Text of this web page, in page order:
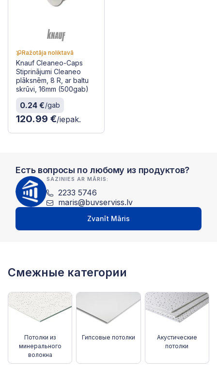
Ražotāja noliktavā
Knauf Cleaneo-Caps
Stiprinājumi Cleaneo
plāksnēm, 8 R, ar baltu
skrūvi, 16mm (500gab)
0.24 €/gab
120.99 €/iepak.
Есть вопросы по любому из продуктов?
SAZINIES AR MĀRIS:
2233 5746
maris@buvserviss.lv
Zvanīt Māris
Смежные категории
Потолки из
минерального
волокна
Гипсовые потолки
Акустические
потолки